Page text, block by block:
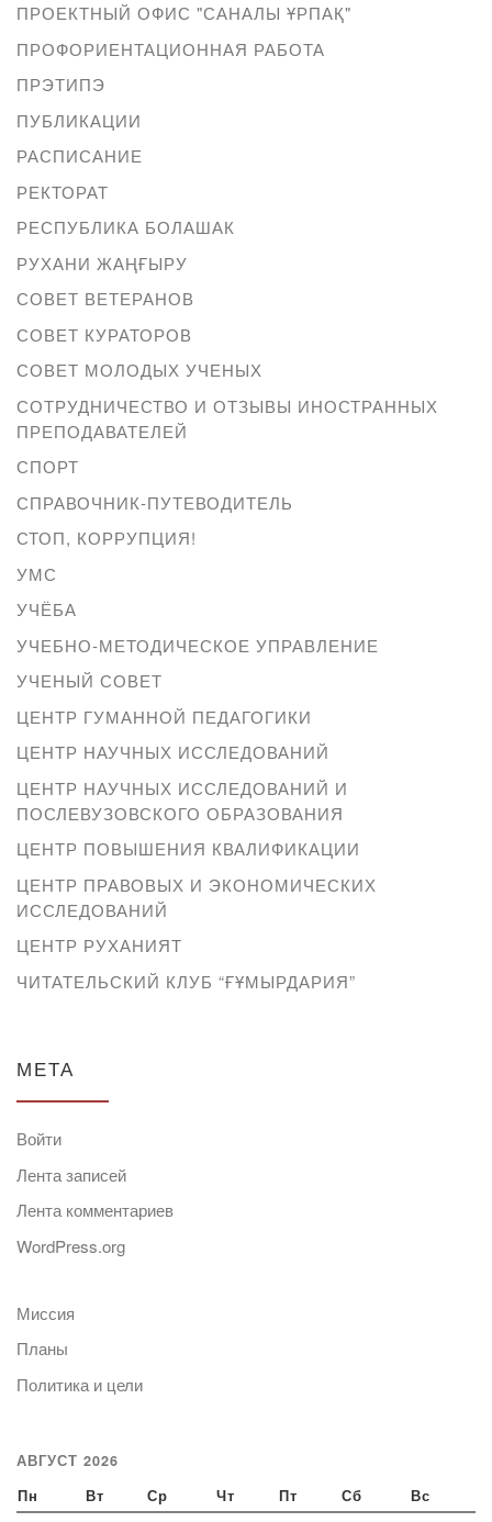
ПРОЕКТНЫЙ ОФИС "САНАЛЫ ҰРПАҚ"
ПРОФОРИЕНТАЦИОННАЯ РАБОТА
ПРЭТИПЭ
ПУБЛИКАЦИИ
РАСПИСАНИЕ
РЕКТОРАТ
РЕСПУБЛИКА БОЛАШАК
РУХАНИ ЖАҢҒЫРУ
СОВЕТ ВЕТЕРАНОВ
СОВЕТ КУРАТОРОВ
СОВЕТ МОЛОДЫХ УЧЕНЫХ
СОТРУДНИЧЕСТВО И ОТЗЫВЫ ИНОСТРАННЫХ
ПРЕПОДАВАТЕЛЕЙ
СПОРТ
СПРАВОЧНИК-ПУТЕВОДИТЕЛЬ
СТОП, КОРРУПЦИЯ!
УМС
УЧЁБА
УЧЕБНО-МЕТОДИЧЕСКОЕ УПРАВЛЕНИЕ
УЧЕНЫЙ СОВЕТ
ЦЕНТР ГУМАННОЙ ПЕДАГОГИКИ
ЦЕНТР НАУЧНЫХ ИССЛЕДОВАНИЙ
ЦЕНТР НАУЧНЫХ ИССЛЕДОВАНИЙ И
ПОСЛЕВУЗОВСКОГО ОБРАЗОВАНИЯ
ЦЕНТР ПОВЫШЕНИЯ КВАЛИФИКАЦИИ
ЦЕНТР ПРАВОВЫХ И ЭКОНОМИЧЕСКИХ
ИССЛЕДОВАНИЙ
ЦЕНТР РУХАНИЯТ
ЧИТАТЕЛЬСКИЙ КЛУБ “ҒҰМЫРДАРИЯ”
МЕТА
Войти
Лента записей
Лента комментариев
WordPress.org
Миссия
Планы
Политика и цели
АВГУСТ 2026
Пн Вт Ср Чт Пт Сб Вс